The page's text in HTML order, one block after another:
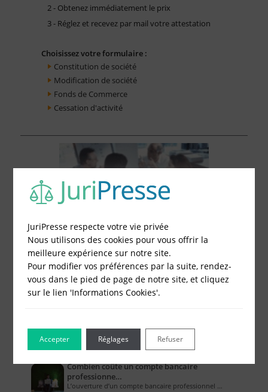
2 - Obtenez immédiatement le prix
3 - Réglez et recevez par mail votre attestation
Choisissez votre formulaire :
Constitution de société
Modification de société
Fonds de Commerce
Cessation d'activité
Le Blog pour les Entreprises
Combien coûte un compte bancaire
professionne…
L’ouverture d’un compte bancaire professionnel …
JuriPresse respecte votre vie privée
Nous utilisons des cookies pour vous offrir la
meilleure expérience sur notre site.
Pour modifier vos préférences par la suite, rendez-
vous dans le pied de page de notre site, et cliquez
sur le lien 'Informations Cookies'.
Accepter Refuser
Réglages